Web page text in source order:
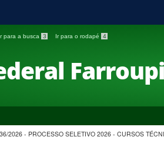
para a busca 3 Ir para o rodapé 4
2026 - PROCESSO SELETIVO 2026 - CURSOS